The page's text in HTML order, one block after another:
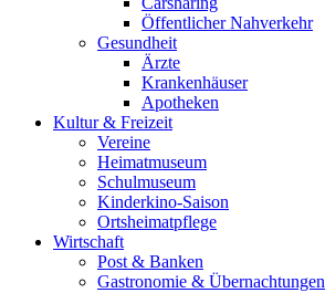
Öffentlicher Nahverkehr
Gesundheit
Ärzte
Krankenhäuser
Apotheken
Kultur & Freizeit
Vereine
Heimatmuseum
Schulmuseum
Kinderkino-Saison
Ortsheimatpflege
Wirtschaft
Post & Banken
Gastronomie & Übernachtungen